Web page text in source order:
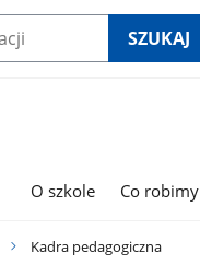
SZUKAJ
O szkole Co robimy
Kadra pedagogiczna